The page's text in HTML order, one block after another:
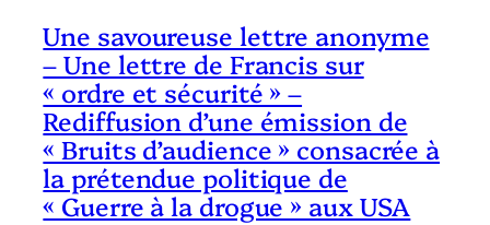
Une savoureuse lettre anonyme
– Une lettre de Francis sur
« ordre et sécurité » –
Rediffusion d’une émission de
« Bruits d’audience » consacrée à
la prétendue politique de
« Guerre à la drogue » aux USA